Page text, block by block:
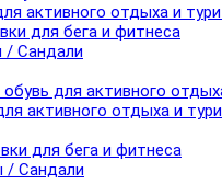
активного отдыха и
для бега и фитнеса
/ Сандали
для активного
активного отдыха и
для бега и фитнеса
/ Сандали